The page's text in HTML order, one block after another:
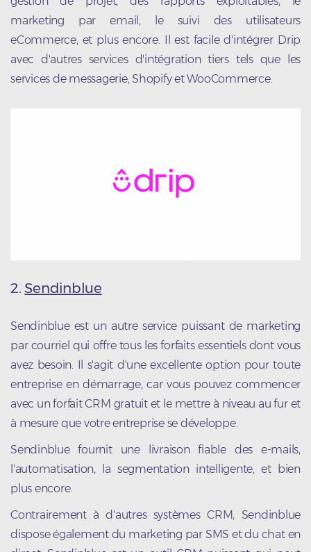
marketing par email, le suivi des utilisateurs
eCommerce, et plus encore. Il est facile d'intégrer Drip
avec d'autres services d'intégration tiers tels que les
services de messagerie, Shopify et WooCommerce.
2.Sendinblue
Sendinblue est un autre service puissant de marketing
par courriel qui offre tous les forfaits essentiels dont vous
avez besoin. Il s'agit d'une excellente option pour toute
entreprise en démarrage, car vous pouvez commencer
avec un forfait CRM gratuit et le mettre à niveau au fur et
à mesure que votre entreprise se développe.
Sendinblue fournit une livraison fiable des e-mails,
l'automatisation, la segmentation intelligente, et bien
plus encore.
Contrairement à d'autres systèmes CRM, Sendinblue
dispose également du marketing par SMS et du chat en